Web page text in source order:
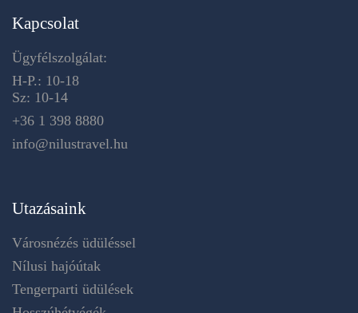
Kapcsolat
Ügyfélszolgálat:
H-P.: 10-18
Sz: 10-14
+36 1 398 8880
info@nilustravel.hu
Utazásaink
Városnézés üdüléssel
Nílusi hajóútak
Tengerparti üdülések